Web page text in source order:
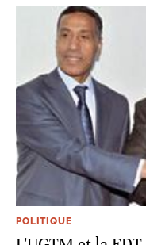
POLITIQUE